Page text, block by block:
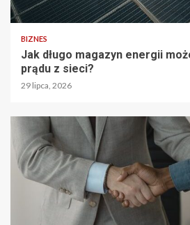
BIZNES
Jak długo magazyn energii
prądu z sieci?
29 lipca, 2026